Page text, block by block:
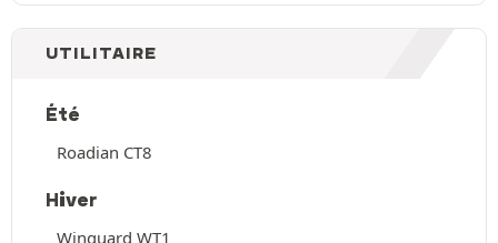
UTILITAIRE
Été
Roadian CT8
Hiver
Winguard WT1